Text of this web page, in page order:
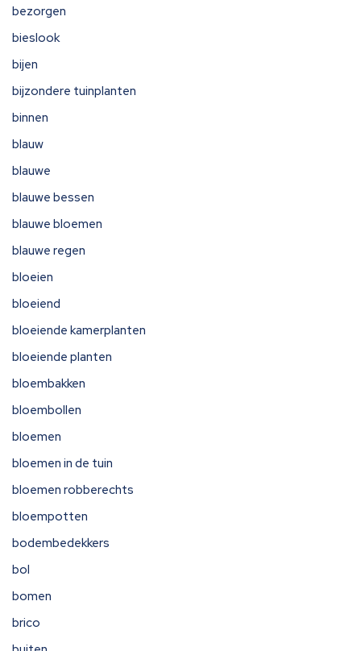
bezorgen
bieslook
bijen
bijzondere tuinplanten
binnen
blauw
blauwe
blauwe bessen
blauwe bloemen
blauwe regen
bloeien
bloeiend
bloeiende kamerplanten
bloeiende planten
bloembakken
bloembollen
bloemen
bloemen in de tuin
bloemen robberechts
bloempotten
bodembedekkers
bol
bomen
brico